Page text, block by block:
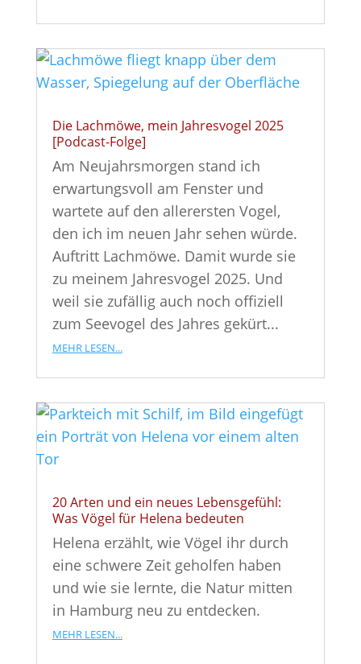
Die Lachmöwe, mein Jahresvogel 2025
[Podcast-Folge]
Am Neujahrsmorgen stand ich
erwartungsvoll am Fenster und
wartete auf den allerersten Vogel,
den ich im neuen Jahr sehen würde.
Auftritt Lachmöwe. Damit wurde sie
zu meinem Jahresvogel 2025. Und
weil sie zufällig auch noch offiziell
zum Seevogel des Jahres gekürt...
mehr lesen...
20 Arten und ein neues Lebensgefühl:
Was Vögel für Helena bedeuten
Helena erzählt, wie Vögel ihr durch
eine schwere Zeit geholfen haben
und wie sie lernte, die Natur mitten
in Hamburg neu zu entdecken.
mehr lesen...